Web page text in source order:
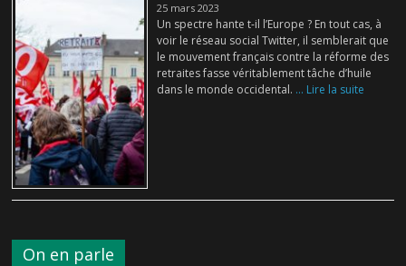
25 mars 2023
Un spectre hante t-il l’Europe ? En tout cas, à
voir le réseau social Twitter, il semblerait que
le mouvement français contre la réforme des
retraites fasse véritablement tâche d’huile
dans le monde occidental. ... Lire la suite
On en parle